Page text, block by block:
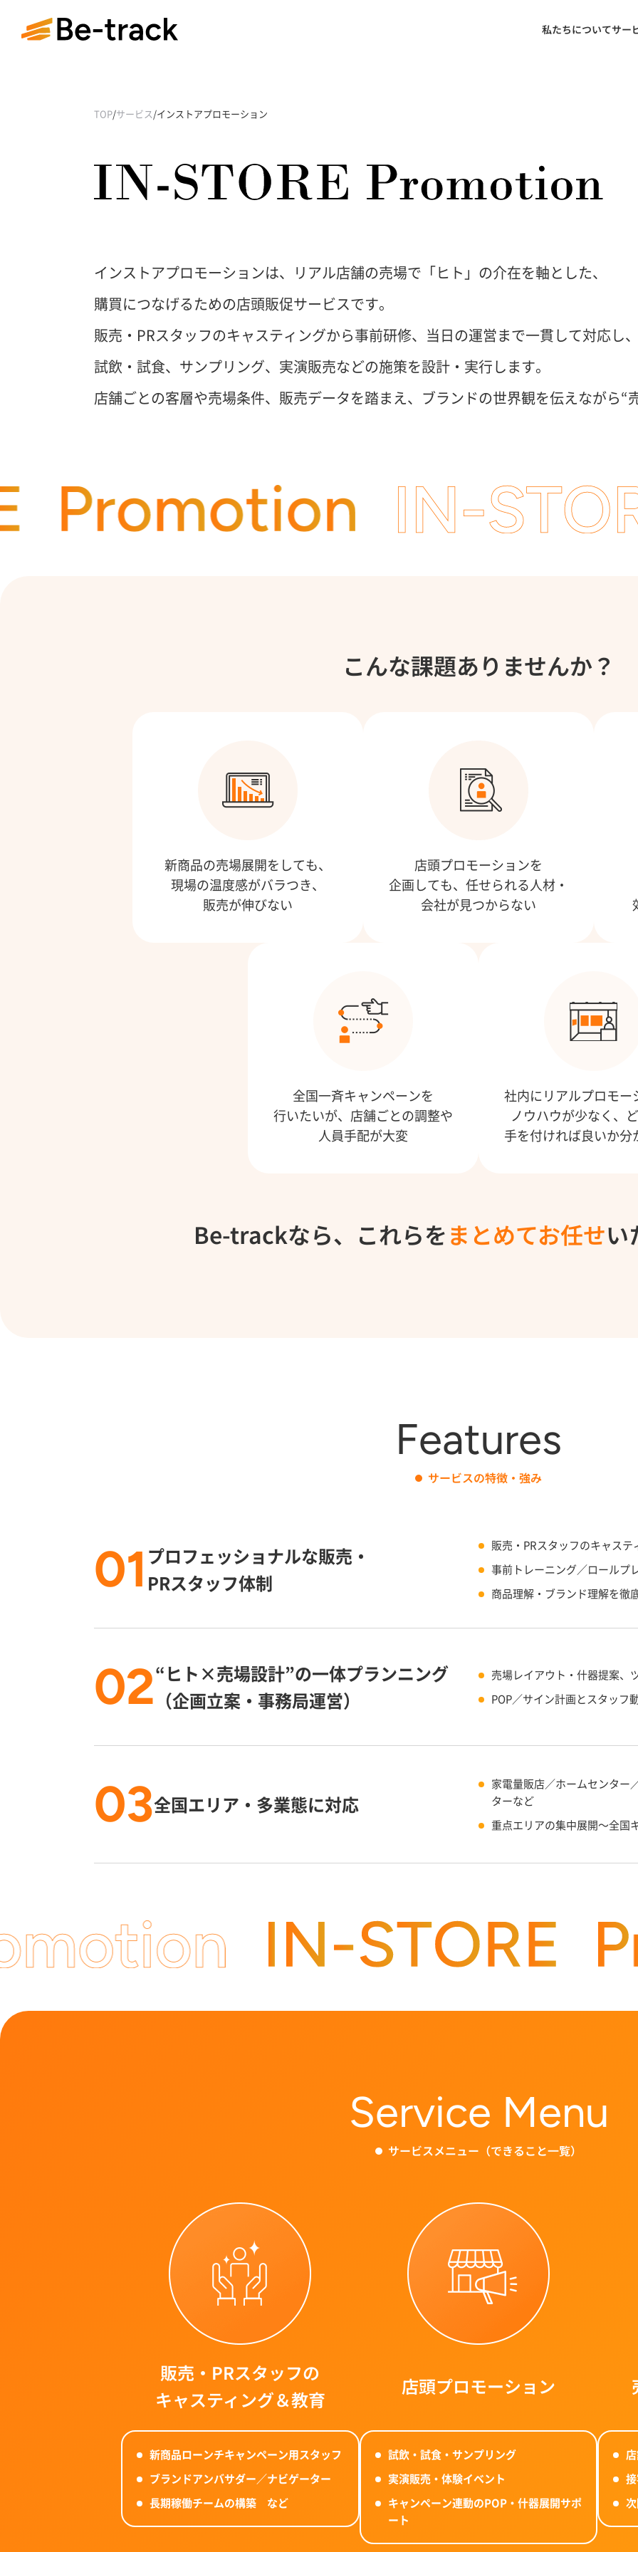
私たちについてサー
TOP/サービス/インストアプロモーション
インストアプロモーションは、リアル店舗の売場で「ヒト」の介在を軸とした、
購買につなげるための店頭販促サービスです。
販売・PRスタッフのキャスティングから事前研修、当日の運営まで一貫して対応し、
試飲・試食、サンプリング、実演販売などの施策を設計・実行します。
店舗ごとの客層や売場条件、販売データを踏まえ、ブランドの世界観を伝えながら“
こんな課題ありませんか？
新商品の売場展開をしても、
現場の温度感がバラつき、
販売が伸びない
店頭プロモーションを
企画しても、任せられる人材・
会社が見つからない
全国一斉キャンペーンを
行いたいが、店舗ごとの調整や
人員手配が大変
社内にリアルプロモー
ノウハウが少なく、
手を付ければ良いか分
Be-trackなら、これらをまとめてお任せい
Features
サービスの特徴・強み
01 プロフェッショナルな販売・
PRスタッフ体制
販売・PRスタッフのキャステ
事前トレーニング／ロールプ
商品理解・ブランド理解を徹
02“ヒト×売場設計”の一体プランニング
（企画立案・事務局運営）
売場レイアウト・什器提案、
POP／サイン計画とスタッフ
03全国エリア・多業態に対応
家電量販店／ホームセンター
ターなど
重点エリアの集中展開〜全国
Service Menu
サービスメニュー（できること一覧）
販売・PRスタッフの
キャスティング＆教育
新商品ローンチキャンペーン用スタッフ
ブランドアンバサダー／ナビゲーター
長期稼働チームの構築 など
店頭プロモーション
試飲・試食・サンプリング
実演販売・体験イベント
キャンペーン連動のPOP・什器展開サポ
ート